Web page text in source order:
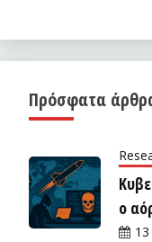
Πρόσφατα
ο